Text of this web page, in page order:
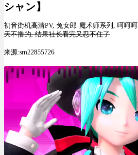
シャン】
初音街机高清PV, 兔女郎-魔术师系列, 呵呵呵
天不撸的, 结果社长看完又忍不住了
来源:sm22855726